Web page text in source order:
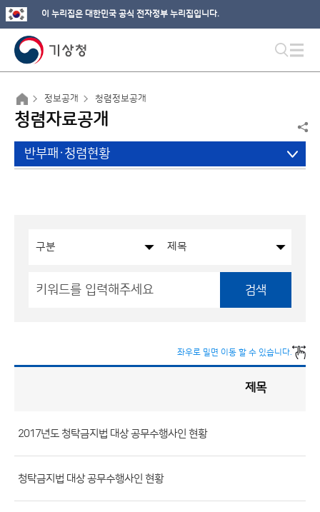
이 누리집은 대한민국 공식 전자정부 누리집입니다.
정보공개 청렴정보공개
청렴자료공개
반부패·청렴현황
검색
좌우로 밀면 이동 할 수 있습니다.
렴
현
황
게
록
호,
분
제목
2017년도 청탁금지법 대상 공무수행사인 현황
청탁금지법 대상 공무수행사인 현황